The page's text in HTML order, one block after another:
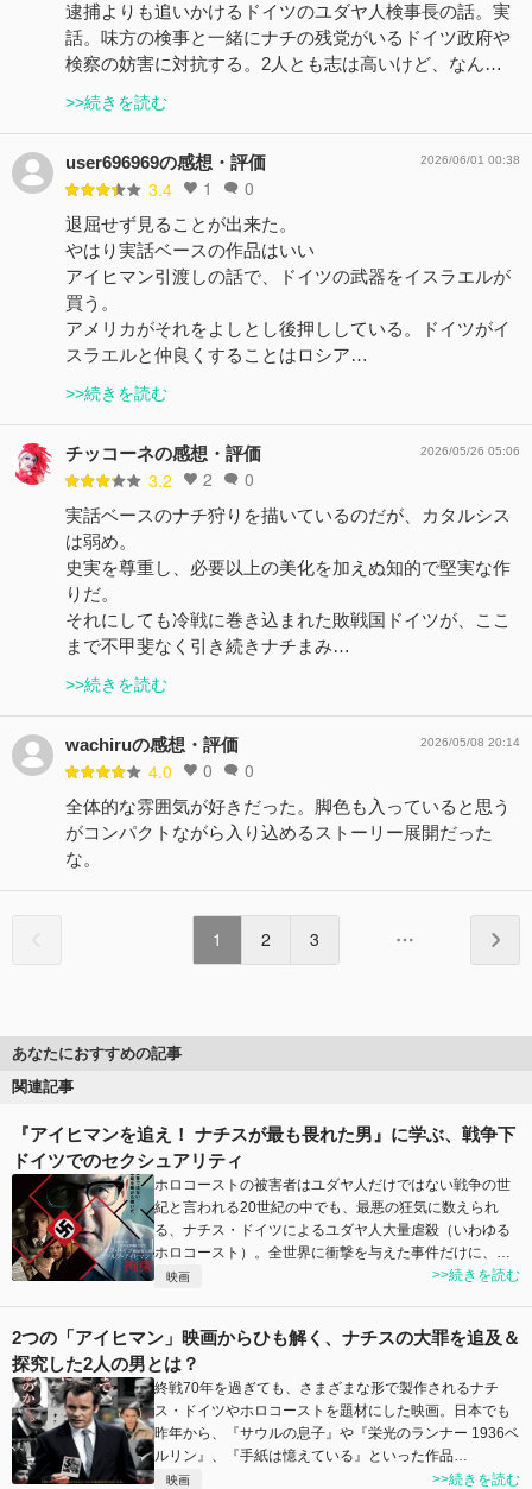
逮捕よりも追いかけるドイツのユダヤ人検事長の話。実
話。味方の検事と一緒にナチの残党がいるドイツ政府や
検察の妨害に対抗する。2人とも志は高いけど、なん…
>>続きを読む
user696969の感想・評価
3.4 1 0
2026/06/01 00:38
退屈せず見ることが出来た。
やはり実話ベースの作品はいい
アイヒマン引渡しの話で、ドイツの武器をイスラエルが
買う。
アメリカがそれをよしとし後押ししている。ドイツがイ
スラエルと仲良くすることはロシア…
>>続きを読む
チッコーネの感想・評価
3.2 2 0
2026/05/26 05:06
実話ベースのナチ狩りを描いているのだが、カタルシス
は弱め。
史実を尊重し、必要以上の美化を加えぬ知的で堅実な作
りだ。
それにしても冷戦に巻き込まれた敗戦国ドイツが、ここ
まで不甲斐なく引き続きナチまみ…
>>続きを読む
wachiruの感想・評価
4.0 0 0
2026/05/08 20:14
全体的な雰囲気が好きだった。脚色も入っていると思う
がコンパクトながら入り込めるストーリー展開だった
な。
1 2 3
あなたにおすすめの記事
関連記事
『アイヒマンを追え！ ナチスが最も畏れた男』に学ぶ、戦争下
ドイツでのセクシュアリティ
ホロコーストの被害者はユダヤ人だけではない戦争の世
紀と言われる20世紀の中でも、最悪の狂気に数えられ
る、ナチス・ドイツによるユダヤ人大量虐殺（いわゆる
ホロコースト）。全世界に衝撃を与えた事件だけに、…
映画 >>続きを読む
2つの「アイヒマン」映画からひも解く、ナチスの大罪を追及＆
探究した2人の男とは？
終戦70年を過ぎても、さまざまな形で製作されるナチ
ス・ドイツやホロコーストを題材にした映画。日本でも
昨年から、『サウルの息子』や『栄光のランナー 1936ベ
ルリン』、『手紙は憶えている』といった作品…
映画 >>続きを読む